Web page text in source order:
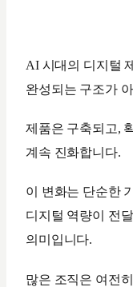
AI 시대의 디지털
완성되는 구조가
제품은 구축되고,
계속 진화합니다.
이 변화는 단순한
디지털 역량이 전
의미입니다.
많은 조직은 여전